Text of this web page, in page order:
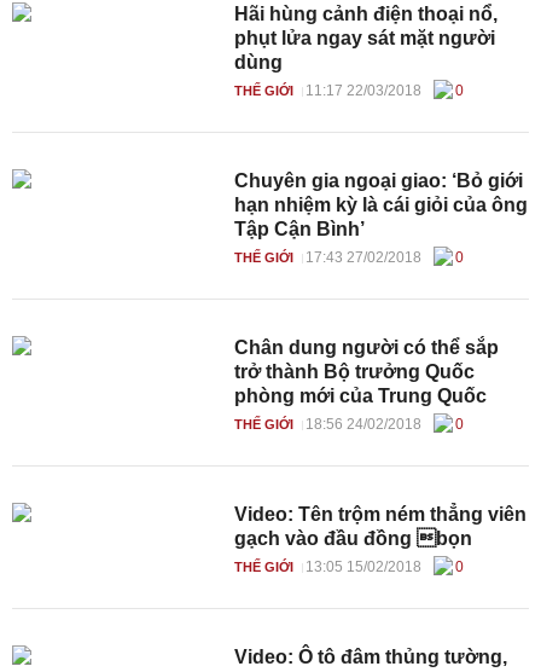
Hãi hùng cảnh điện thoại nổ,
phụt lửa ngay sát mặt người
dùng
THẾ GIỚI 11:17 22/03/2018 0
Chuyên gia ngoại giao: ‘Bỏ giới
hạn nhiệm kỳ là cái giỏi của ông
Tập Cận Bình’
THẾ GIỚI 17:43 27/02/2018 0
Chân dung người có thể sắp
trở thành Bộ trưởng Quốc
phòng mới của Trung Quốc
THẾ GIỚI 18:56 24/02/2018 0
Video: Tên trộm ném thẳng viên
gạch vào đầu đồng bọn
THẾ GIỚI 13:05 15/02/2018 0
Video: Ô tô đâm thủng tường,